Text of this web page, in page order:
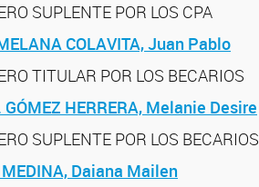
SUPLENTE POR LOS CPA
COLAVITA, Juan Pablo
TITULAR POR LOS BECARIOS
GÓMEZ HERRERA, Melanie Desire
SUPLENTE POR LOS BECARIOS
Daiana Mailen